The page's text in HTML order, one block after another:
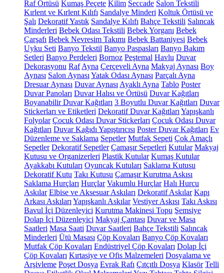
Raf Örtüsü Kumaş Peçete Kilim Seccade Salon Tekstili
Kırlent ve Kırlent Kılıfı Sandalye Minderi Koltuk Örtüsü ve
Şalı Dekoratif Yastık Sandalye Kılıfı Bahçe Tekstili Salıncak
Minderleri Bebek Odası Tekstili Bebek Yorganı Bebek
Çarşafı Bebek Nevresim Takımı Bebek Battaniyesi Bebek
Uyku Seti Banyo Tekstil Banyo Paspasları Banyo Bakım
Setleri Banyo Perdeleri Bornoz Peştemal Havlu Duvar
Dekorasyonu Raf Ayna Çerçeveli Ayna Makyaj Aynası Boy
Aynası Salon Aynası Yatak Odası Aynası Parçalı Ayna
Dresuar Aynası Duvar Aynası Ayaklı Ayna Tablo Poster
Duvar Panoları Duvar Halısı ve Örtüsü Duvar Kağıtları
Boyanabilir Duvar Kağıtları 3 Boyutlu Duvar Kağıtları Duvar
Stickerları ve Etiketleri Dekoratif Duvar Kağıtları Yapışkanlı
Folyolar Çocuk Odası Duvar Stickerları Çocuk Odası Duvar
Kağıtları Duvar Kağıdı Yapıştırıcısı Poster Duvar Kağıtları Ev
Düzenleme ve Saklama Sepetler Mutfak Sepeti Çok Amaçlı
Sepetler Dekoratif Sepetler Çamaşır Sepetleri Kutular Makyaj
Kutusu ve Organizerleri Plastik Kutular Kumaş Kutular
Ayakkabı Kutuları Oyuncak Kutuları Saklama Kutusu
Dekoratif Kutu Takı Kutusu Çamaşır Kurutma Askısı
Saklama Hurçları Hurçlar Vakumlu Hurçlar Halı Hurcu
Askılar Elbise ve Aksesuar Askıları Dekoratif Askılar Kapı
Arkası Askıları Yapışkanlı Askılar Vestiyer Askısı Takı Askısı
Bavul İçi Düzenleyici Kurutma Makinesi Topu Şemsiye
Dolap İçi Düzenleyici Makyaj Çantası Duvar ve Masa
Saatleri Masa Saati Duvar Saatleri Bahçe Tekstili Salıncak
Minderleri Ütü Masası Çöp Kovaları Banyo Çöp Kovaları
Mutfak Çöp Kovaları Endüstriyel Çöp Kovaları Dolap İçi
Çöp Kovaları Kırtasiye ve Ofis Malzemeleri Dosyalama ve
Arşivleme Poşet Dosya Evrak Rafı Çıtçıtlı Dosya Klasör Telli